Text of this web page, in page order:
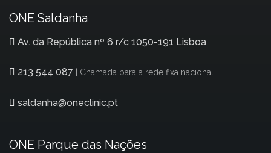
ONE Saldanha
Av. da República nº 6 r/c 1050-191 Lisboa
213 544 087 | Chamada para a rede fixa nacional
saldanha@oneclinic.pt
ONE Parque das Nações